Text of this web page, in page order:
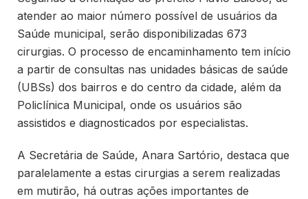
atender ao maior número possível de usuários da
Saúde municipal, serão disponibilizadas 673
cirurgias. O processo de encaminhamento tem início
a partir de consultas nas unidades básicas de saúde
(UBSs) dos bairros e do centro da cidade, além da
Policlínica Municipal, onde os usuários são
assistidos e diagnosticados por especialistas.
A Secretária de Saúde, Anara Sartório, destaca que
paralelamente a estas cirurgias a serem realizadas
em mutirão, há outras ações importantes de